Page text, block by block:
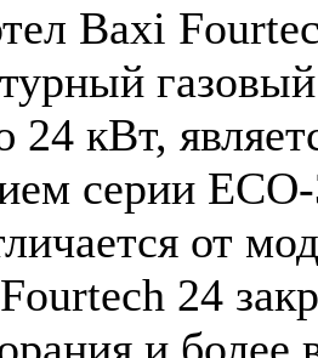
Baxi
газовый
кВт,
серии
от
24